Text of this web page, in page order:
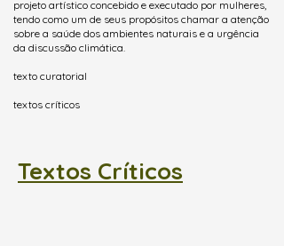
projeto artístico concebido e executado por mulheres,
tendo como um de seus propósitos chamar a atenção
sobre a saúde dos ambientes naturais e a urgência
da discussão climática.
texto curatorial
textos críticos
Textos Críticos